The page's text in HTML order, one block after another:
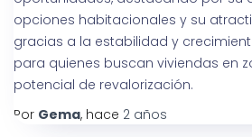
opciones habitacionales y su
gracias a la estabilidad y
para quienes buscan viviendas en
potencial de revalorización.
Por Gema, hace 2 años